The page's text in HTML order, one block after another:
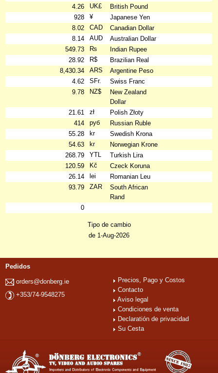
4.26
UK£
British Pound
928
¥
Japanese Yen
8.02
CAD
Canadian Dollar
8.14
AUD
Australian Dollar
549.73
₨
Indian Rupee
28.92
R$
Brazilian Real
8,430.34
ARS
Argentine Peso
4.62
SFr.
Swiss Franc
9.78
NZ$
New Zealand
Dollar
21.61
zł
Polish Złoty
414
руб
Russian Ruble
55.28
kr
Swedish Krona
54.63
kr
Norwegian Krone
268.79
YTL
Turkish Lira
120.59
Kč
Czeck Koruna
26.14
lei
Romanian Leu
93.79
ZAR
South African
Rand
0
Tipo de cambio
de 1-Aug-2026
Pedidos
orders@donberg.ie
+353/74-9548275
Precios, Pago y Costos
Contacto
Aviso legal
Condiciones de venta
Declaratión de privacidad
Su Cesta